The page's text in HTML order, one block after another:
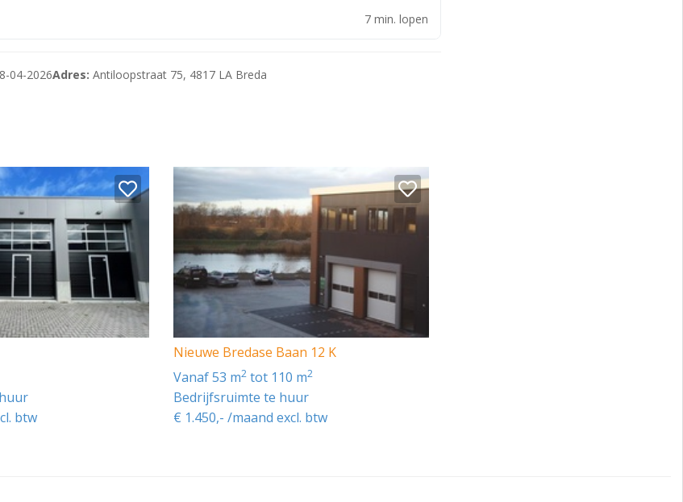
7 min. lopen
04-2026Adres: Antiloopstraat 75, 4817 LA Breda
btw
Nieuwe Bredase Baan 12 K
vanaf 53 m2tot 110 m2
Bedrijfsruimte te huur
€ 1.450,- /maand excl. btw